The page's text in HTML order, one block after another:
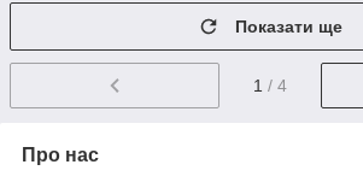
Показати ще
1 / 4
Про нас